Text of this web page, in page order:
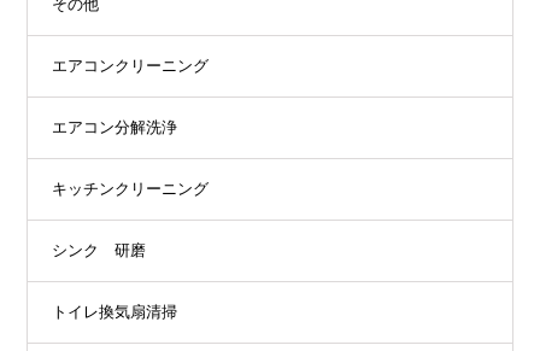
その他
エアコンクリーニング
エアコン分解洗浄
キッチンクリーニング
シンク 研磨
トイレ換気扇清掃